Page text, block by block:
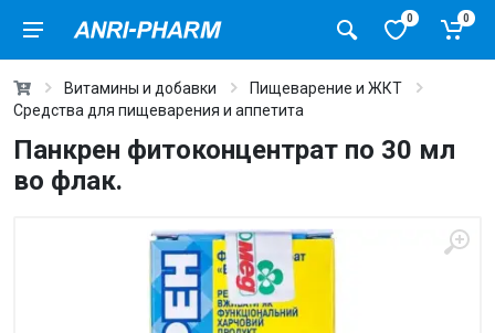
0 0
Витамины и добавки
Пищеварение и ЖКТ
Средства для пищеварения и аппетита
Панкрен фитоконцентрат по 30 мл
во флак.